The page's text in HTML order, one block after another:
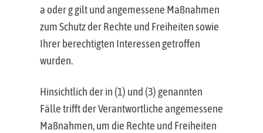
a oder g gilt und angemessene Maßnahmen
zum Schutz der Rechte und Freiheiten sowie
Ihrer berechtigten Interessen getroffen
wurden.
Hinsichtlich der in (1) und (3) genannten
Fälle trifft der Verantwortliche angemessene
Maßnahmen, um die Rechte und Freiheiten